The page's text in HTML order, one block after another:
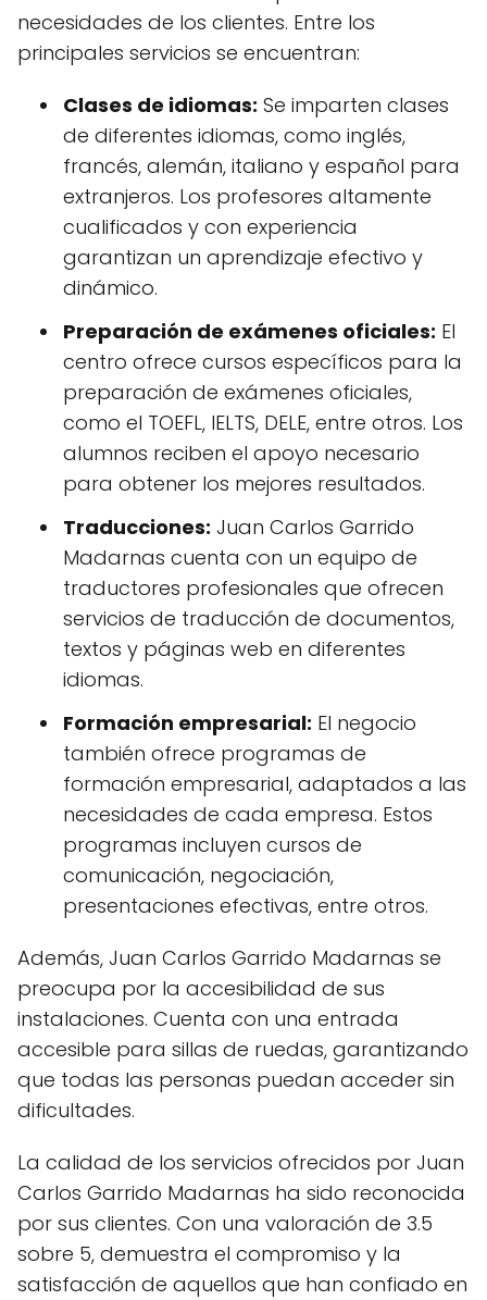
necesidades de los clientes. Entre los
principales servicios se encuentran:
Clases de idiomas: Se imparten clases
de diferentes idiomas, como inglés,
francés, alemán, italiano y español para
extranjeros. Los profesores altamente
cualificados y con experiencia
garantizan un aprendizaje efectivo y
dinámico.
Preparación de exámenes oficiales: El
centro ofrece cursos específicos para la
preparación de exámenes oficiales,
como el TOEFL, IELTS, DELE, entre otros. Los
alumnos reciben el apoyo necesario
para obtener los mejores resultados.
Traducciones: Juan Carlos Garrido
Madarnas cuenta con un equipo de
traductores profesionales que ofrecen
servicios de traducción de documentos,
textos y páginas web en diferentes
idiomas.
Formación empresarial: El negocio
también ofrece programas de
formación empresarial, adaptados a las
necesidades de cada empresa. Estos
programas incluyen cursos de
comunicación, negociación,
presentaciones efectivas, entre otros.
Además, Juan Carlos Garrido Madarnas se
preocupa por la accesibilidad de sus
instalaciones. Cuenta con una entrada
accesible para sillas de ruedas, garantizando
que todas las personas puedan acceder sin
dificultades.
La calidad de los servicios ofrecidos por Juan
Carlos Garrido Madarnas ha sido reconocida
por sus clientes. Con una valoración de 3.5
sobre 5, demuestra el compromiso y la
satisfacción de aquellos que han confiado en